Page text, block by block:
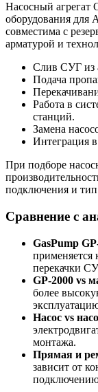
Насосный агрегат
оборудования для
совместима с
арматурой и
Слив СУГ из
Подача
Работа в
станций.
Замена
Интеграция
При подборе
подключения и тип
Сравнение с
GasPump
применяется
перекачки
GP-2000 vs
более
Насос vs
монтажа.
Прямая и
зависит от